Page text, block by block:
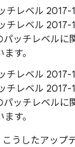
チレベル 2017-
チレベル 2017-
パッチレベルに
す。
チレベル 2017-
チレベル 2017-
パッチレベルに
す。
うしたアップ